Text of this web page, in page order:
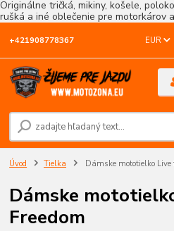
Originálne tričká, mikiny, košele,
rušká a iné oblečenie pre motorkárov
EUR
+421908778367
Úvod Tielka Dámske mototielko Live
Dámske
Freedom